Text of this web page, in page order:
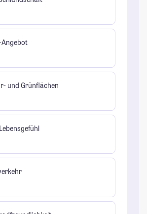
und Grünflächen